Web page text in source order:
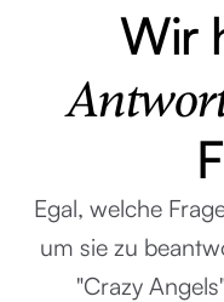
Wir
Egal, welche
um sie zu
"Crazy